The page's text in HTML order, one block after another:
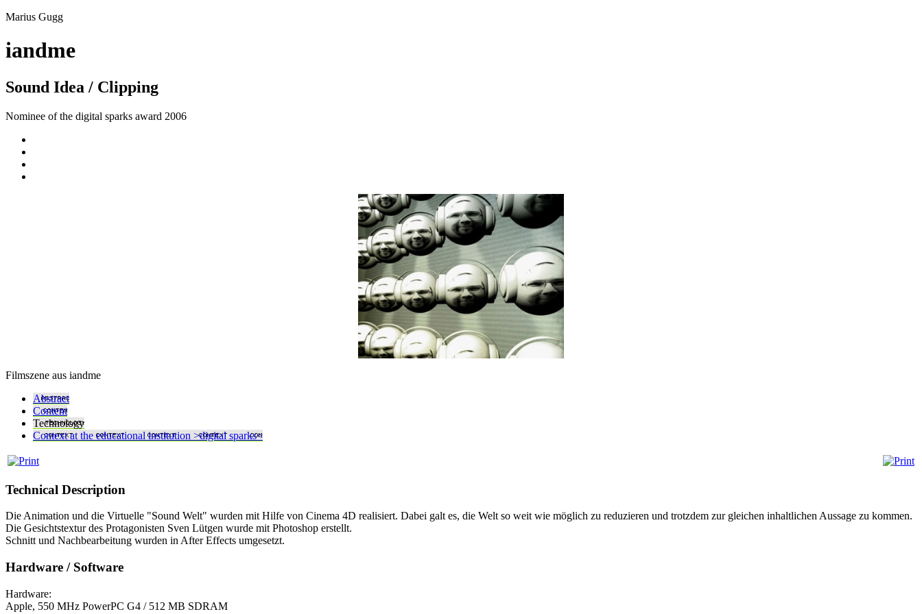
Marius Gugg
iandme
Sound Idea / Clipping
Nominee of the digital sparks award 2006
Filmszene aus iandme
Abstract
Content
Technology
Context at the educational institution >digital sparks<
Technical Description
Die Animation und die Virtuelle "Sound Welt" wurden mit Hilfe von Cinema 4D realisiert. Dabei galt es, die Welt so weit wie möglich zu reduzieren und trotzdem zur gleichen inhaltlichen Aussage zu kommen.
Die Gesichtstextur des Protagonisten Sven Lütgen wurde mit Photoshop erstellt.
Schnitt und Nachbearbeitung wurden in After Effects umgesetzt.
Hardware / Software
Hardware:
Apple, 550 MHz PowerPC G4 / 512 MB SDRAM